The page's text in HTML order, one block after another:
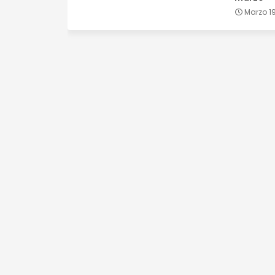
Marzo